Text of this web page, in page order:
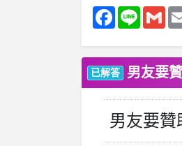
Facebook
Line
已解答 男友要
男友要贊